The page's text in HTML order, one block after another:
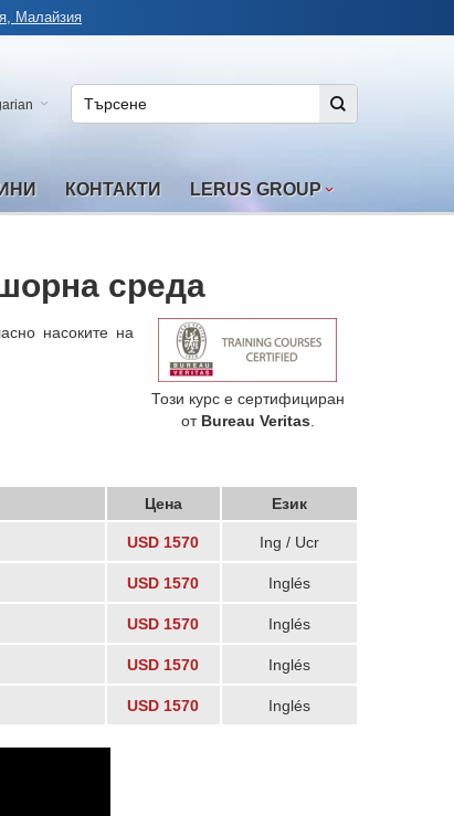
Малайзия
КОНТАКТИ LERUS GROUP
среда
насоките на
Този курс е сертифициран
от Bureau Veritas.
Цена Език
USD 1570 Ing / Ucr
USD 1570 Inglés
USD 1570 Inglés
USD 1570 Inglés
USD 1570 Inglés